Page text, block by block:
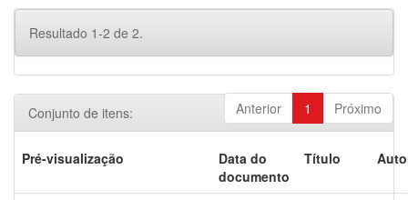
Resultado 1-2 de 2.
Anterior 1 Próximo
Conjunto de itens:
Pré-visualização
Data do
documento
Título